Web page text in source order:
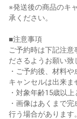
※発送後の商品のキ
承ください。
■注意事項
ご予約時は下記注意
ださるようお願い致
・ご予約後、材料
キャンセルは出来ま
・対象年齢15歳以上
・画像はあくまで
行う場合があります。